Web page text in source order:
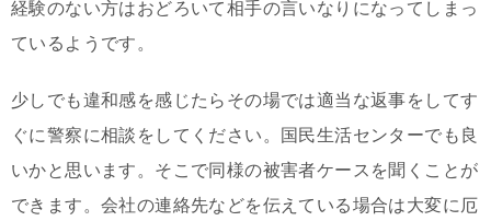
経験のない方はおどろいて相手の言いなりになってしまっ
ているようです。
少しでも違和感を感じたらその場では適当な返事をしてす
ぐに警察に相談をしてください。国民生活センターでも良
いかと思います。そこで同様の被害者ケースを聞くことが
できます。会社の連絡先などを伝えている場合は大変に厄